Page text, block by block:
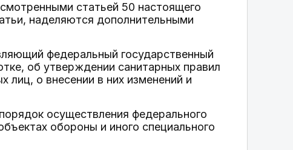
статьей 50 настоящего
наделяются дополнительными
федеральный государственный
об утверждении санитарных правил
лиц, о внесении в них изменений и
осуществления федерального
обороны и иного специального